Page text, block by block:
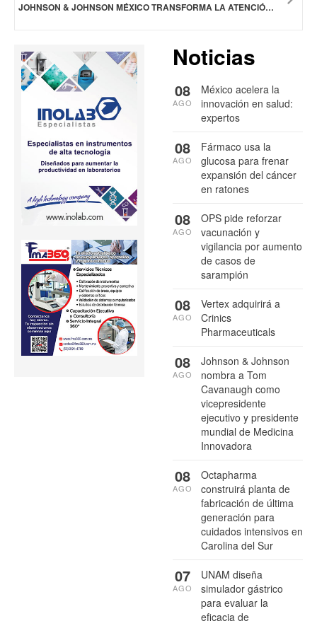
JOHNSON & JOHNSON MÉXICO TRANSFORMA LA ATENCIÓN EN SALUD CON ENFOQUE INTEGRAL Y EQUITATIVO
Noticias
México acelera la
innovación en salud:
expertos
08
AGO
Fármaco usa la
glucosa para frenar
expansión del cáncer
en ratones
08
AGO
OPS pide reforzar
vacunación y
vigilancia por aumento
de casos de
sarampión
08
AGO
Vertex adquirirá a
Crinics
Pharmaceuticals
08
AGO
Johnson & Johnson
nombra a Tom
Cavanaugh como
vicepresidente
ejecutivo y presidente
mundial de Medicina
Innovadora
08
AGO
Octapharma
construirá planta de
fabricación de última
generación para
cuidados intensivos en
Carolina del Sur
08
AGO
UNAM diseña
simulador gástrico
para evaluar la
eficacia de
07
AGO